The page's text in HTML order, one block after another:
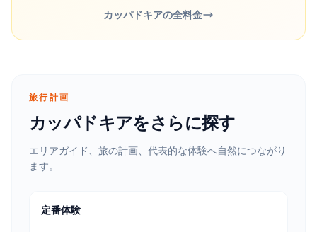
カッパドキアの全料金
旅行計画
カッパドキアをさらに探す
エリアガイド、旅の計画、代表的な体験へ自然につながり
ます。
定番体験